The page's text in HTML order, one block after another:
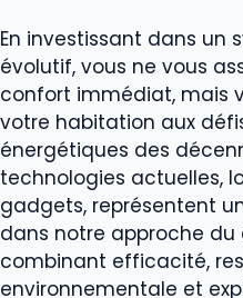
En investissant dans un
évolutif, vous ne vous
confort immédiat, mais
votre habitation aux
énergétiques des
technologies actuelles,
gadgets, représentent
dans notre approche
combinant efficacité,
environnementale et